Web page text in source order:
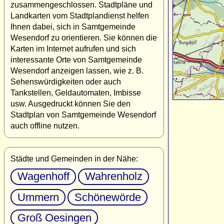
zusammengeschlossen. Stadtpläne und
Landkarten vom Stadtplandienst helfen
Ihnen dabei, sich in Samtgemeinde
Wesendorf zu orientieren. Sie können die
Karten im Internet aufrufen und sich
interessante Orte von Samtgemeinde
Wesendorf anzeigen lassen, wie z. B.
Sehenswürdigkeiten oder auch
Tankstellen, Geldautomaten, Imbisse
usw. Ausgedruckt können Sie den
Stadtplan von Samtgemeinde Wesendorf
auch offline nutzen.
Städte und Gemeinden in der Nähe:
Wagenhoff
Wahrenholz
Ummern
Schönewörde
Groß Oesingen